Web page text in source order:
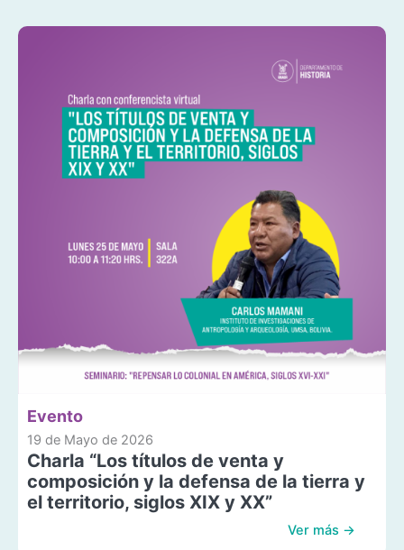
Evento
19 de Mayo de 2026
Charla “Los títulos de venta y
composición y la defensa de la tierra y
el territorio, siglos XIX y XX”
Ver más →